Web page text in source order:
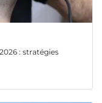
: stratégies